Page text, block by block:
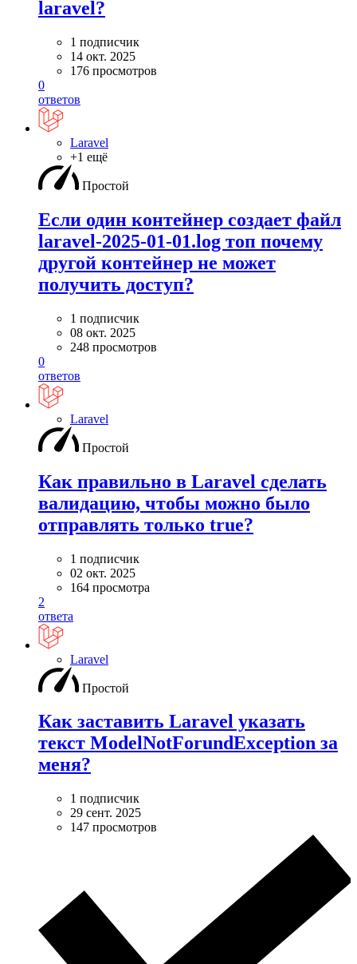
laravel?
1 подписчик
14 окт. 2025
176 просмотров
0
ответов
Laravel
+1 ещё
Простой
Если один контейнер создает файл
laravel-2025-01-01.log топ почему
другой контейнер не может
получить доступ?
1 подписчик
08 окт. 2025
248 просмотров
0
ответов
Laravel
Простой
Как правильно в Laravel сделать
валидацию, чтобы можно было
отправлять только true?
1 подписчик
02 окт. 2025
164 просмотра
2
ответа
Laravel
Простой
Как заставить Laravel указать
текст ModelNotForundException за
меня?
1 подписчик
29 сент. 2025
147 просмотров